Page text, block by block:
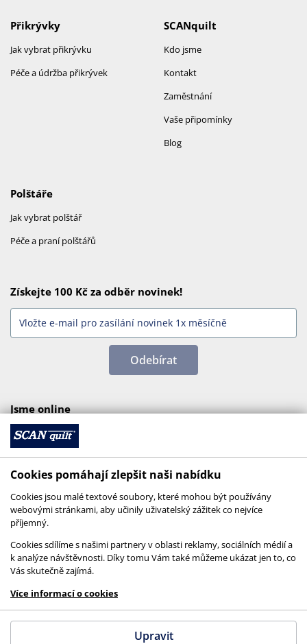
SCANquilt
Kdo jsme
Kontakt
Zaměstnání
Vaše připomínky
Blog
Přikrývky
Jak vybrat přikrývku
Péče a údržba přikrývek
Polštáře
Jak vybrat polštář
Péče a praní polštářů
Získejte 100 Kč za odběr novinek!
Odebírat
Jsme online
© 2026 SCANquilt - všechna práva vyhrazena
This site is protected by reCAPTCHA and the
GooglePrivacy PolicyandTerms of Serviceapply.
Cookies pomáhají zlepšit naši nabídku
Cookies jsou malé textové soubory, které mohou být používány
webovými stránkami, aby učinily uživatelský zážitek co nejvíce
příjemný.
Cookies sdílíme s našimi partnery v oblasti reklamy, sociálních médií a
k analýze návštěvnosti. Díky tomu Vám také můžeme ukázat jen to, co
Vás skutečně zajímá.
Více informací o cookies
Upravit